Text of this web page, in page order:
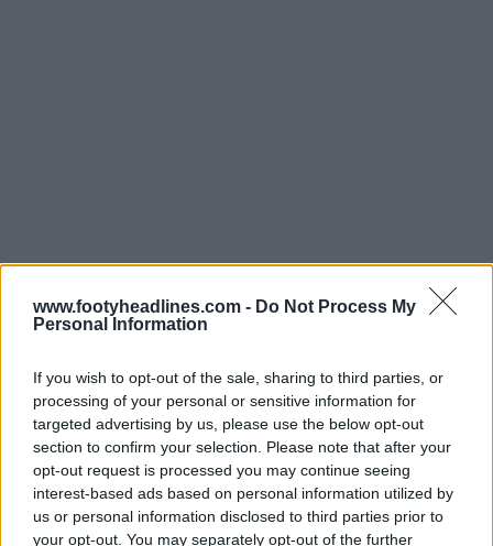
www.footyheadlines.com - Do Not Process My
Personal Information
If you wish to opt-out of the sale, sharing to third parties, or
processing of your personal or sensitive information for
targeted advertising by us, please use the below opt-out
section to confirm your selection. Please note that after your
opt-out request is processed you may continue seeing
interest-based ads based on personal information utilized by
us or personal information disclosed to third parties prior to
your opt-out. You may separately opt-out of the further
Cette esthétique classique des années 90 sera utilisée
pour un maillot de saison standard. Si le retour des